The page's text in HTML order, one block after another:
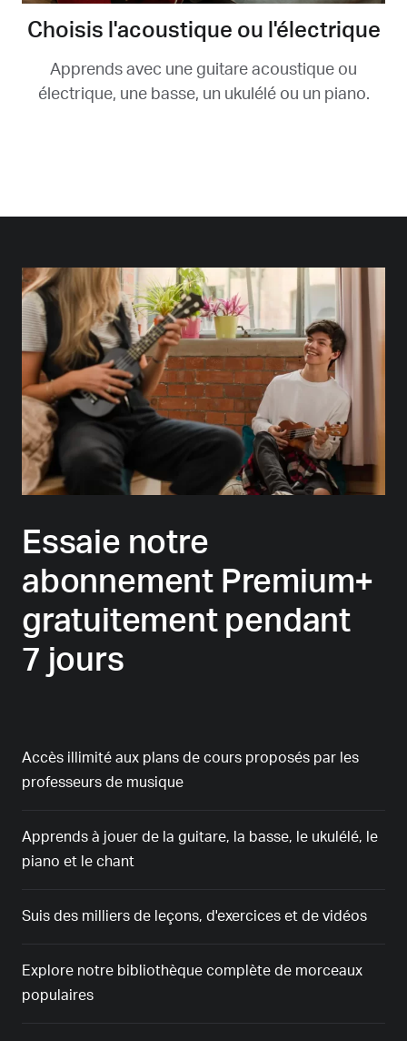
Choisis l'acoustique ou l'électrique
Apprends avec une guitare acoustique ou
électrique, une basse, un ukulélé ou un piano.
Essaie notre
abonnement Premium+
gratuitement pendant
7 jours
Accès illimité aux plans de cours proposés par les
professeurs de musique
Apprends à jouer de la guitare, la basse, le ukulélé, le
piano et le chant
Suis des milliers de leçons, d'exercices et de vidéos
Explore notre bibliothèque complète de morceaux
populaires